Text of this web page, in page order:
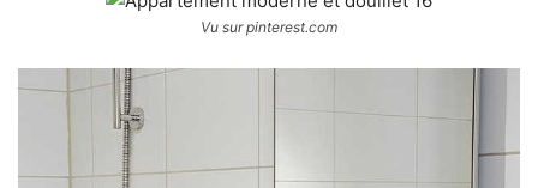
Vu sur pinterest.com